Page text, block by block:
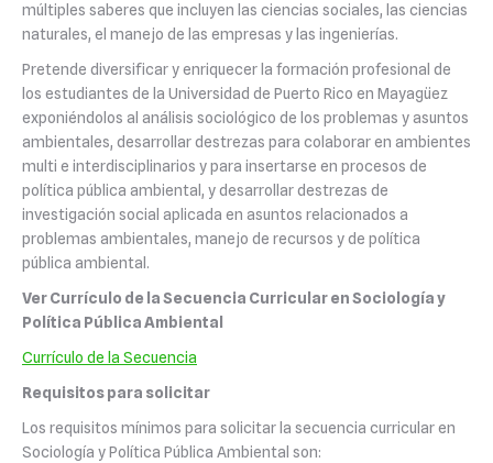
múltiples saberes que incluyen las ciencias sociales, las ciencias
naturales, el manejo de las empresas y las ingenierías.
Pretende diversificar y enriquecer la formación profesional de
los estudiantes de la Universidad de Puerto Rico en Mayagüez
exponiéndolos al análisis sociológico de los problemas y asuntos
ambientales, desarrollar destrezas para colaborar en ambientes
multi e interdisciplinarios y para insertarse en procesos de
política pública ambiental, y desarrollar destrezas de
investigación social aplicada en asuntos relacionados a
problemas ambientales, manejo de recursos y de política
pública ambiental.
Ver Currículo de la Secuencia Curricular en Sociología y
Política Pública Ambiental
Currículo de la Secuencia
Requisitos para solicitar
Los requisitos mínimos para solicitar la secuencia curricular en
Sociología y Política Pública Ambiental son: